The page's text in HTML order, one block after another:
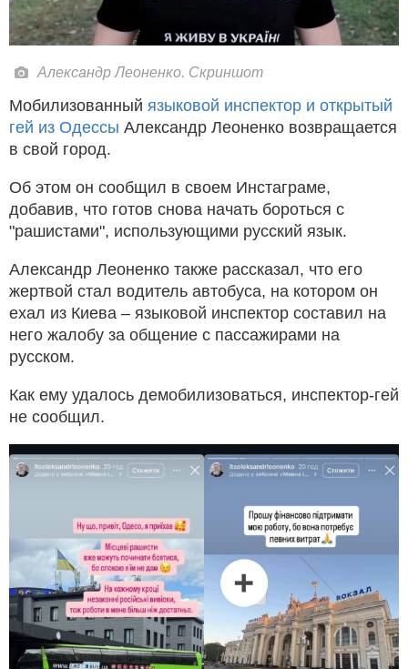
Александр Леоненко. Скриншот
Мобилизованный языковой инспектор и открытый
гей из Одессы Александр Леоненко возвращается
в свой город.
Об этом он сообщил в своем Инстаграме,
добавив, что готов снова начать бороться с
"рашистами", использующими русский язык.
Александр Леоненко также рассказал, что его
жертвой стал водитель автобуса, на котором он
ехал из Киева – языковой инспектор составил на
него жалобу за общение с пассажирами на
русском.
Как ему удалось демобилизоваться, инспектор-гей
не сообщил.